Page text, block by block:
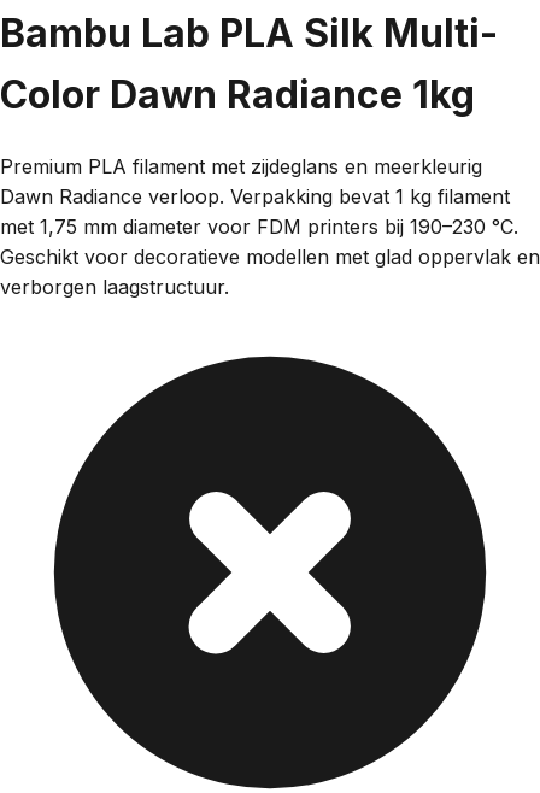
Bambu Lab PLA Silk Multi-
Color Dawn Radiance 1kg
Premium PLA filament met zijdeglans en meerkleurig
Dawn Radiance verloop. Verpakking bevat 1 kg filament
met 1,75 mm diameter voor FDM printers bij 190–230 °C.
Geschikt voor decoratieve modellen met glad oppervlak en
verborgen laagstructuur.